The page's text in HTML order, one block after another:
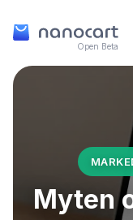
Open Beta
Myten